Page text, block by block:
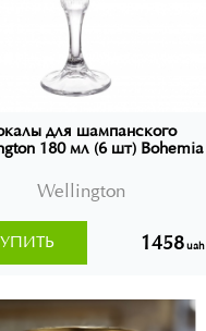
для шампанского
180 мл (6 шт) Bohemia
Wellington
1458uah